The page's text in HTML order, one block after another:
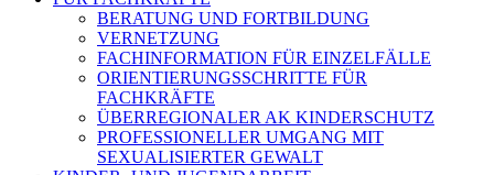
BERATUNG UND FORTBILDUNG
VERNETZUNG
FACHINFORMATION FÜR EINZELFÄLLE
ORIENTIERUNGSSCHRITTE FÜR
FACHKRÄFTE
ÜBERREGIONALER AK KINDERSCHUTZ
PROFESSIONELLER UMGANG MIT
SEXUALISIERTER GEWALT